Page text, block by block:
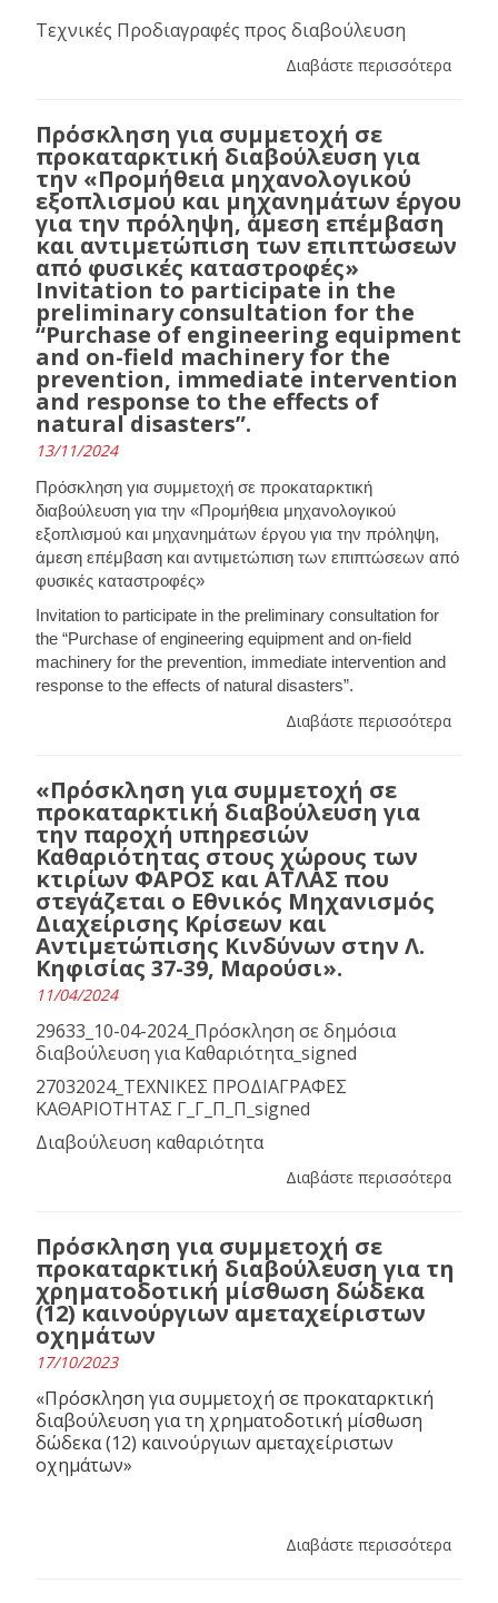
Τεχνικές Προδιαγραφές προς διαβούλευση
Διαβάστε περισσότερα
Πρόσκληση για συμμετοχή σε
προκαταρκτική διαβούλευση για
την «Προμήθεια μηχανολογικού
εξοπλισμού και μηχανημάτων έργου
για την πρόληψη, άμεση επέμβαση
και αντιμετώπιση των επιπτώσεων
από φυσικές καταστροφές» ​​​​​​​
Invitation to participate in the
preliminary consultation for the
“Purchase of engineering equipment
and on-field machinery for the
prevention, immediate intervention
and response to the effects of
natural disasters”.
13/11/2024
Πρόσκληση για συμμετοχή σε προκαταρκτική
διαβούλευση για την «Προμήθεια μηχανολογικού
εξοπλισμού και μηχανημάτων έργου για την πρόληψη,
άμεση επέμβαση και αντιμετώπιση των επιπτώσεων από
φυσικές καταστροφές»
Invitation to participate in the preliminary consultation for
the “Purchase of engineering equipment and on-field
machinery for the prevention, immediate intervention and
response to the effects of natural disasters”.
Διαβάστε περισσότερα
«Πρόσκληση για συμμετοχή σε
προκαταρκτική διαβούλευση για
την παροχή υπηρεσιών
Καθαριότητας στους χώρους των
κτιρίων ΦΑΡΟΣ και ΑΤΛΑΣ που
στεγάζεται ο Εθνικός Μηχανισμός
Διαχείρισης Κρίσεων και
Αντιμετώπισης Κινδύνων στην Λ.
Κηφισίας 37-39, Μαρούσι».
11/04/2024
29633_10-04-2024_Πρόσκληση σε δημόσια
διαβούλευση για Καθαριότητα_signed
27032024_ΤΕΧΝΙΚΕΣ ΠΡΟΔΙΑΓΡΑΦΕΣ
ΚΑΘΑΡΙΟΤΗΤΑΣ Γ_Γ_Π_Π_signed
Διαβούλευση καθαριότητα
Διαβάστε περισσότερα
Πρόσκληση για συμμετοχή σε
προκαταρκτική διαβούλευση για τη
χρηματοδοτική μίσθωση δώδεκα
(12) καινούργιων αμεταχείριστων
οχημάτων
17/10/2023
«Πρόσκληση για συμμετοχή σε προκαταρκτική
διαβούλευση για τη χρηματοδοτική μίσθωση
δώδεκα (12) καινούργιων αμεταχείριστων
οχημάτων»
Διαβάστε περισσότερα